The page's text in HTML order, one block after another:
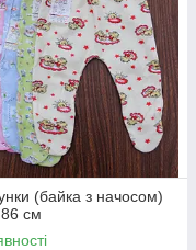
(байка з начосом)
86 см